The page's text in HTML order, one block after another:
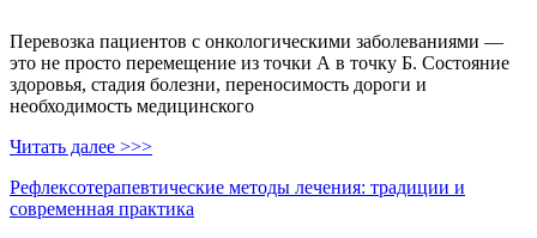
Перевозка пациентов с онкологическими заболеваниями —
это не просто перемещение из точки А в точку Б. Состояние
здоровья, стадия болезни, переносимость дороги и
необходимость медицинского
Читать далее >>>
Рефлексотерапевтические методы лечения: традиции и
современная практика